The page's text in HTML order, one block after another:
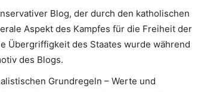
Blog, der durch den katholischen
Aspekt des Kampfes für die Freiheit der
Übergriffigkeit des Staates wurde während
des Blogs.
Grundregeln – Werte und